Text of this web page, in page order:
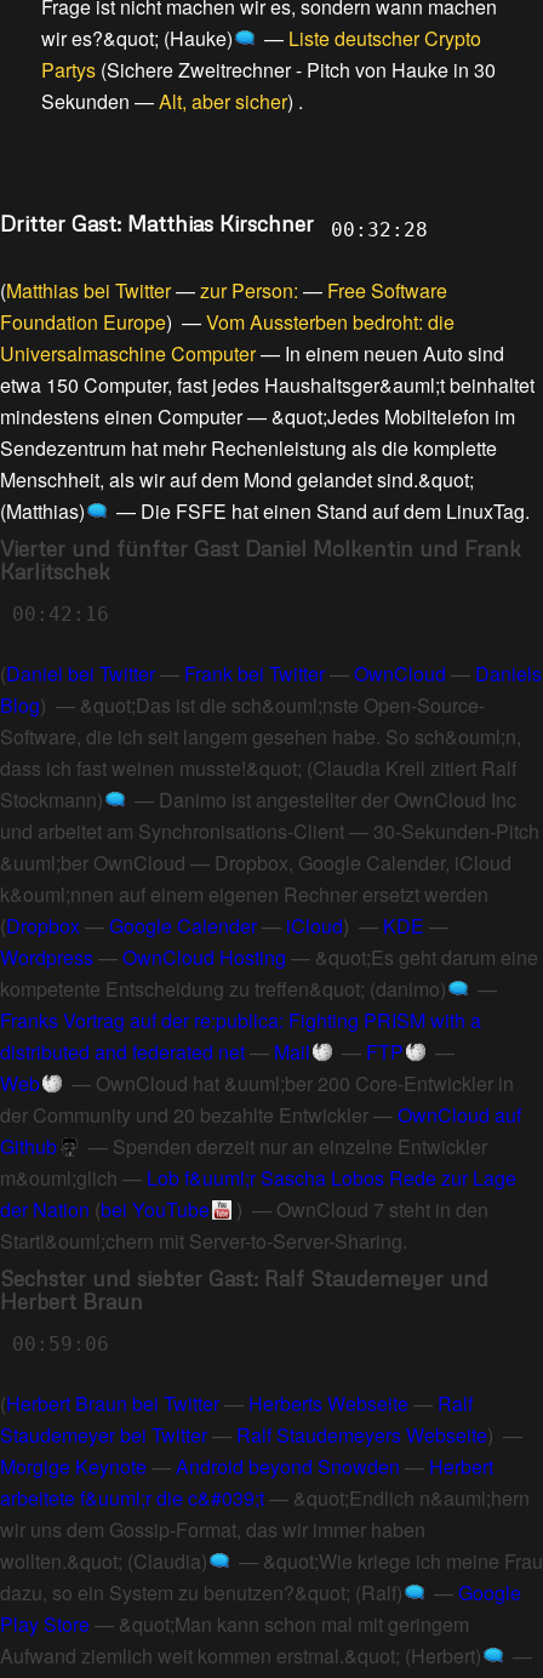
Frage ist nicht machen wir es, sondern wann machen
wir es?&quot; (Hauke)
— Liste deutscher Crypto
Partys(Sichere Zweitrechner - Pitch von Hauke in 30
Sekunden —Alt, aber sicher) .
Dritter Gast: Matthias Kirschner 00:32:28
(Matthias bei Twitter—zur Person: — Free Software
Foundation Europe) —Vom Aussterben bedroht: die
Universalmaschine Computer— In einem neuen Auto sind
etwa 150 Computer, fast jedes Haushaltsger&auml;t beinhaltet
mindestens einen Computer—&quot;Jedes Mobiltelefon im
Sendezentrum hat mehr Rechenleistung als die komplette
Menschheit, als wir auf dem Mond gelandet sind.&quot;
(Matthias)
— Die FSFE hat einen Stand auf dem LinuxTag.
Vierter und fünfter Gast Daniel Molkentin und Frank
Karlitschek
00:42:16
(Daniel bei Twitter— Frank bei Twitter—OwnCloud — Daniels
Blog) — &quot;Das ist die sch&ouml;nste Open-Source-
Software, die ich seit langem gesehen habe. So sch&ouml;n,
dass ich fast weinen musste!&quot; (Claudia Krell zitiert Ralf
Stockmann)
— Danimo ist angestellter der OwnCloud Inc
und arbeitet am Synchronisations-Client— 30-Sekunden-Pitch
&uuml;ber OwnCloud — Dropbox, Google Calender, iCloud
k&ouml;nnen auf einem eigenen Rechner ersetzt werden
(Dropbox—Google Calender— iCloud) — KDE —
Wordpress—OwnCloud Hosting — &quot;Es geht darum eine
kompetente Entscheidung zu treffen&quot; (danimo)
—
Franks Vortrag auf der re:publica: Fighting PRISM with a
distributed and federated net— Mail — FTP
—
Web
— OwnCloud hat &uuml;ber 200 Core-Entwickler in
der Community und 20 bezahlte Entwickler—OwnCloud auf
Github
— Spenden derzeit nur an einzelne Entwickler
m&ouml;glich — Lob f&uuml;r Sascha Lobos Rede zur Lage
der Nation (bei YouTube ) — OwnCloud 7 steht in den
Startl&ouml;chern mit Server-to-Server-Sharing.
Sechster und siebter Gast: Ralf Staudemeyer und
Herbert Braun
00:59:06
(Herbert Braun bei Twitter— Herberts Webseite— Ralf
Staudemeyer bei Twitter— Ralf Staudemeyers Webseite) —
Morgige Keynote—Android beyond Snowden — Herbert
arbeitete f&uuml;r die c&#039;t— &quot;Endlich n&auml;hern
wir uns dem Gossip-Format, das wir immer haben
wollten.&quot; (Claudia)
— &quot;Wie kriege ich meine Frau
dazu, so ein System zu benutzen?&quot; (Ralf)
—Google
Play Store— &quot;Man kann schon mal mit geringem
Aufwand ziemlich weit kommen erstmal.&quot; (Herbert)
—